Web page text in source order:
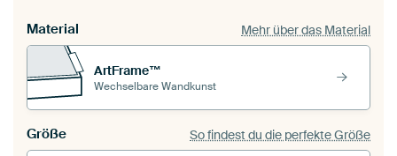
Material Mehr über das Material
ArtFrame™
Wechselbare Wandkunst
Größe So findest du die perfekte Größe